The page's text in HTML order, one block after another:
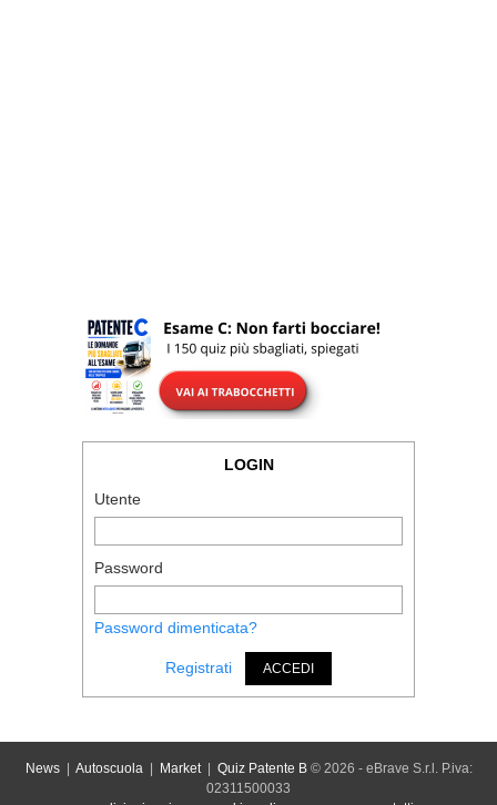
LOGIN
Utente
Password
Password dimenticata?
Registrati ACCEDI
News| Autoscuola| Market| Quiz Patente B© 2026 - eBrave S.r.l. P.iva:
02311500033